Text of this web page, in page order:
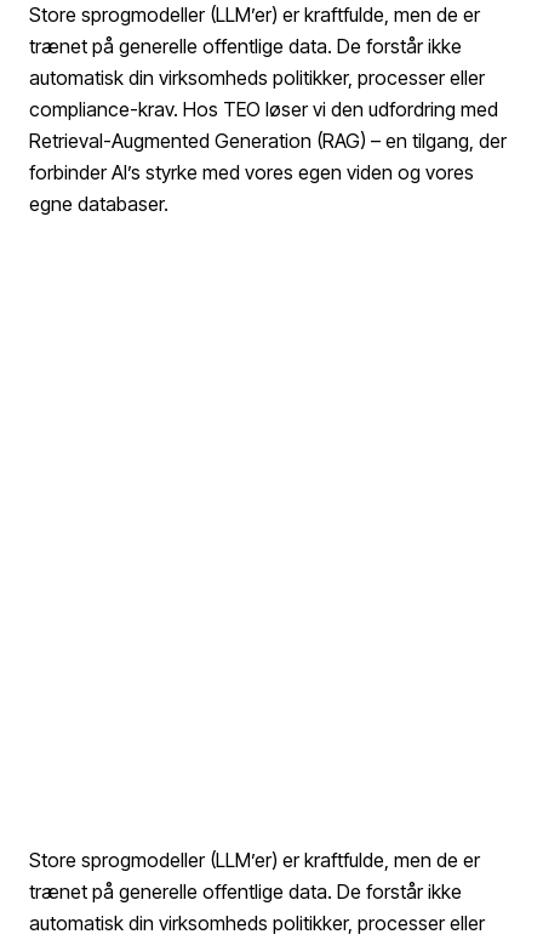
Store sprogmodeller (LLM’er) er kraftfulde, men de er
trænet på generelle offentlige data. De forstår ikke
automatisk din virksomheds politikker, processer eller
compliance-krav. Hos TEO løser vi den udfordring med
Retrieval-Augmented Generation (RAG) – en tilgang, der
forbinder AI’s styrke med vores egen viden og vores
egne databaser.
Store sprogmodeller (LLM’er) er kraftfulde, men de er
trænet på generelle offentlige data. De forstår ikke
automatisk din virksomheds politikker, processer eller